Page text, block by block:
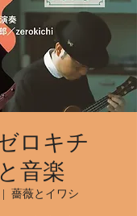
ロキチ
音楽
薔薇とイワシ